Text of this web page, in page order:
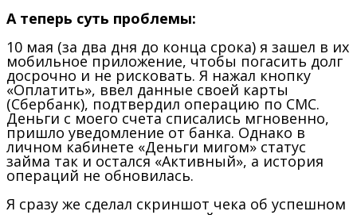
А теперь суть проблемы:
10 мая (за два дня до конца срока) я зашел в их
мобильное приложение, чтобы погасить долг
досрочно и не рисковать. Я нажал кнопку
«Оплатить», ввел данные своей карты
(Сбербанк), подтвердил операцию по СМС.
Деньги с моего счета списались мгновенно,
пришло уведомление от банка. Однако в
личном кабинете «Деньги мигом» статус
займа так и остался «Активный», а история
операций не обновилась.
Я сразу же сделал скриншот чека об успешном